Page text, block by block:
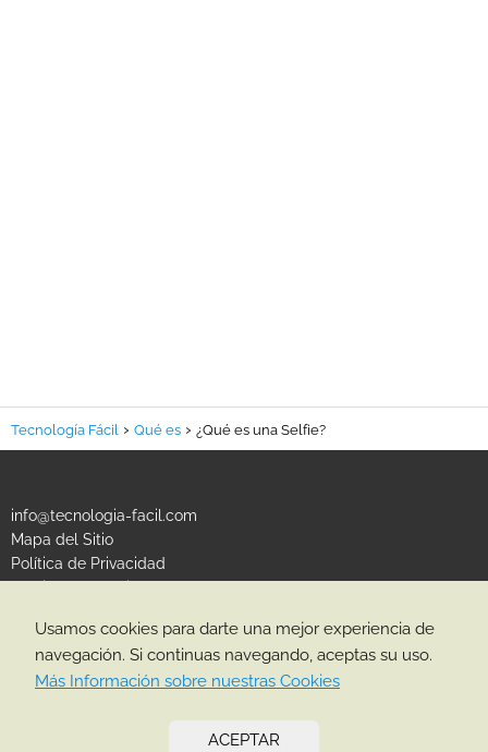
Tecnología Fácil Qué es ¿Qué es una Selfie?
info@tecnologia-facil.com
Mapa del Sitio
Política de Privacidad
CATEGORÍAS
Usamos cookies para darte una mejor experiencia de
navegación. Si continuas navegando, aceptas su uso.
Más Información sobre nuestras Cookies
ACEPTAR